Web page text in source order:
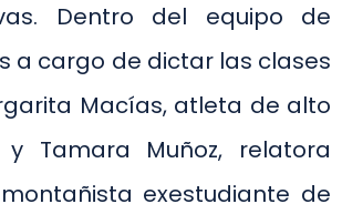
Dentro del equipo de
a cargo de dictar las clases
Macías, atleta de alto
y Tamara Muñoz, relatora
exestudiante de